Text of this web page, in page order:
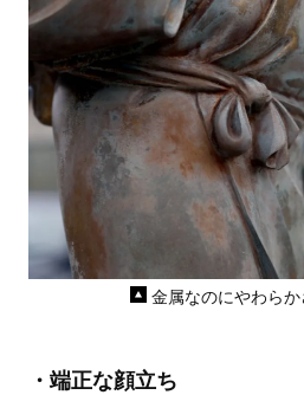
金属なのにやわら
・端正な顔立ち